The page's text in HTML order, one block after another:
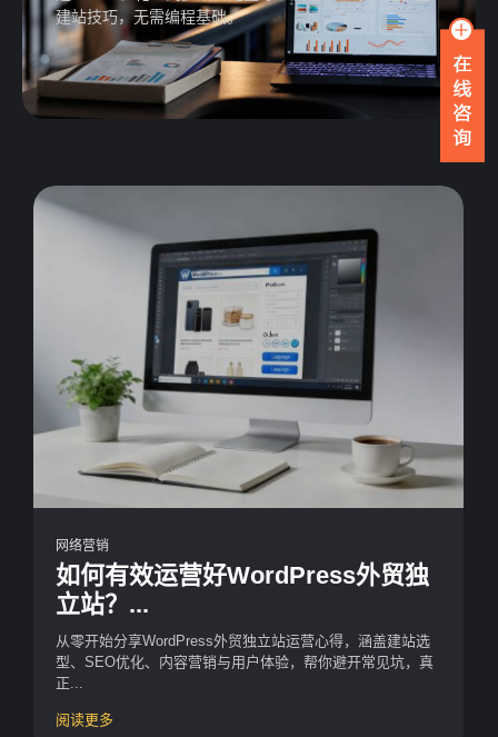
建站技巧，无需编程基础。
网络营销
如何有效运营好WordPress外贸独
立站？...
从零开始分享WordPress外贸独立站运营心得，涵盖建站选
型、SEO优化、内容营销与用户体验，帮你避开常见坑，真
正...
阅读更多